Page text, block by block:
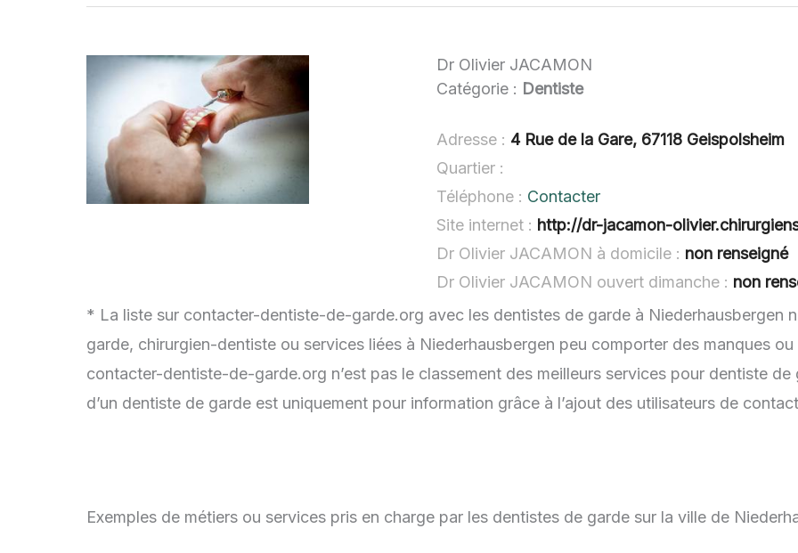
Dr Olivier JACAMON
Catégorie : Dentiste
Adresse : 4 Rue de la Gare, 67118 Geispolsheim
Quartier :
Téléphone : Contacter
Site internet : http://dr-jacamon-
Dr Olivier JACAMON à domicile : non renseigné
Dr Olivier JACAMON ouvert dimanche : non
* La liste sur contacter-dentiste-de-garde.org avec les dentistes de garde à Niederhausbergen
garde, chirurgien-dentiste ou services liées à Niederhausbergen peu comporter des manques ou
contacter-dentiste-de-garde.org n’est pas le classement des meilleurs services pour dentiste de
d’un dentiste de garde est uniquement pour information grâce à l’ajout des utilisateurs de
Exemples de métiers ou services pris en charge par les dentistes de garde sur la ville de